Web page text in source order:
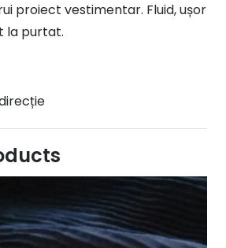
proiect vestimentar. Fluid, ușor
la purtat.